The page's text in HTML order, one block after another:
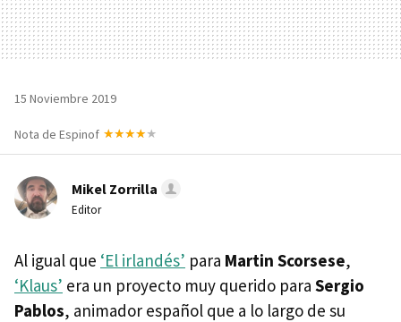
15 Noviembre 2019
Nota de Espinof
Mikel Zorrilla
Editor
Al igual que ‘El irlandés’ para Martin Scorsese,
‘Klaus’ era un proyecto muy querido para Sergio
Pablos, animador español que a lo largo de su